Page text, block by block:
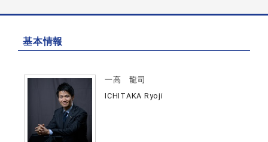
基本情報
一高 龍司
ICHITAKA Ryoji